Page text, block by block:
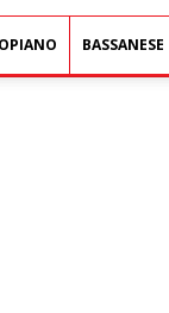
BASSANESE